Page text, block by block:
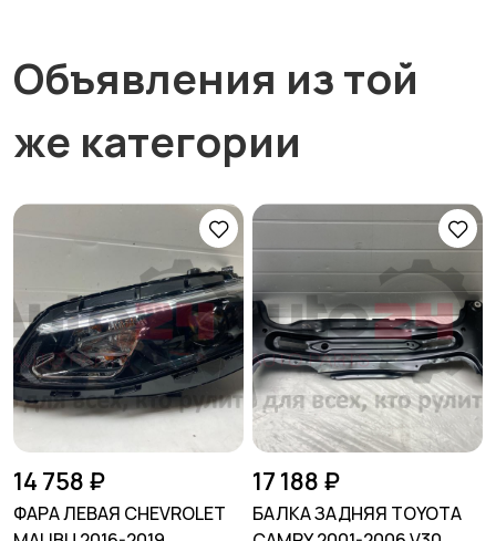
Объявления из той
же категории
14 758 ₽
ФАРА ЛЕВАЯ CHEVROLET
17 188 ₽
БАЛКА ЗАДНЯЯ TOYOTA